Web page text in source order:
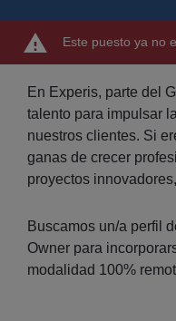
Este puesto ya no
En Experis, parte del
talento para impulsar
nuestros clientes. Si
ganas de crecer
proyectos
Buscamos un/a perfil
Owner para
modalidad 100%